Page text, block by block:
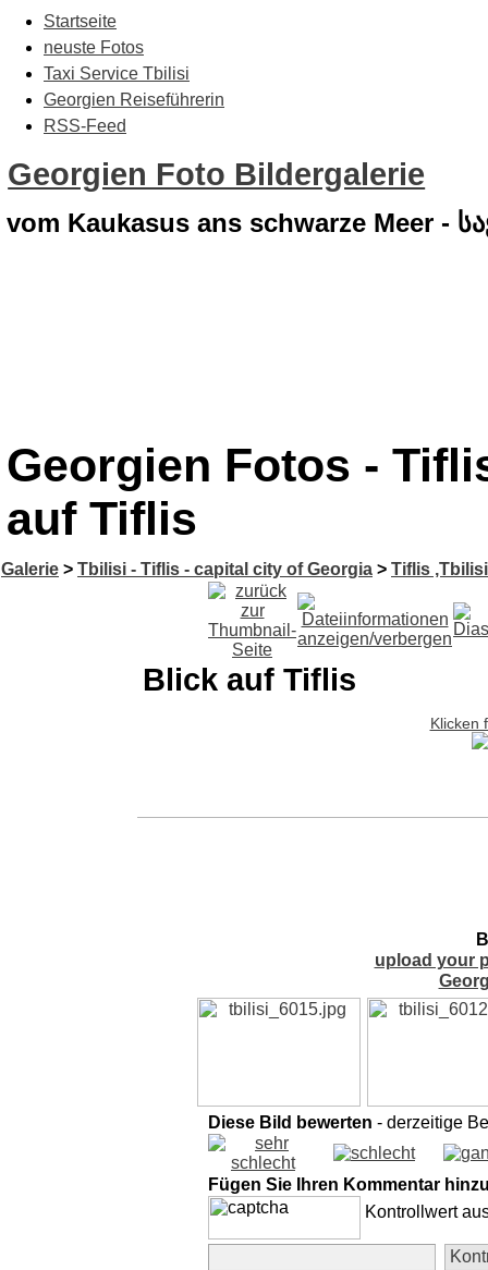
Startseite
neuste Fotos
Taxi Service Tbilisi
Georgien Reiseführerin
RSS-Feed
Georgien Foto Bildergalerie
vom Kaukasus ans schwarze Meer -
Georgien Fotos -
auf Tiflis
Galerie > Tbilisi - Tiflis - capital city of Georgia > Tiflis
Blick auf Tiflis
Klicken
upload your
Diese Bild bewerten - derzeitige
Fügen Sie Ihren Kommentar
Kontrollwert